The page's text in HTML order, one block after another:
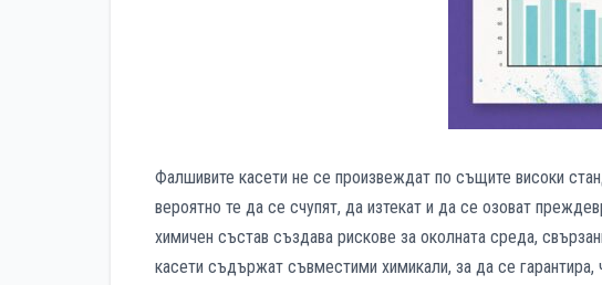
Фалшивите касети не се произвеждат по същите високи
вероятно те да се счупят, да изтекат и да се озоват
химичен състав създава рискове за околната среда,
касети съдържат съвместими химикали, за да се